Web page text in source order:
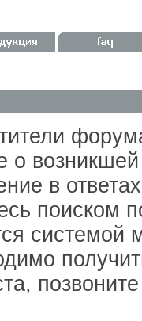
о
в
поиском
системой